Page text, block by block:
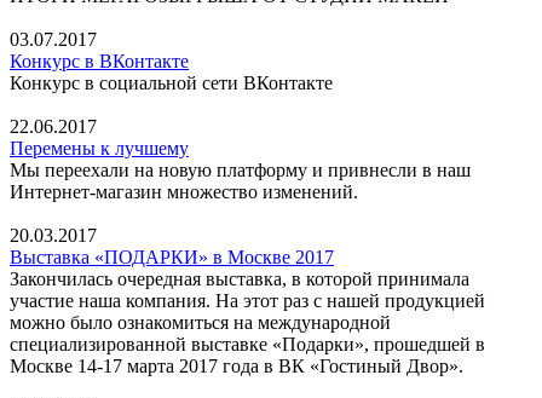
03.07.2017
Конкурс в ВКонтакте
Конкурс в социальной сети ВКонтакте
22.06.2017
Перемены к лучшему
Мы переехали на новую платформу и привнесли в наш
Интернет-магазин множество изменений.
20.03.2017
Выставка «ПОДАРКИ» в Москве 2017
Закончилась очередная выставка, в которой принимала
участие наша компания. На этот раз с нашей продукцией
можно было ознакомиться на международной
специализированной выставке «Подарки», прошедшей в
Москве 14-17 марта 2017 года в ВК «Гостиный Двор».